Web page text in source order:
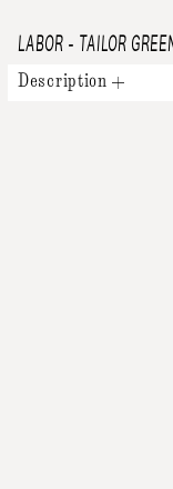
LABOR - TAILOR
Description